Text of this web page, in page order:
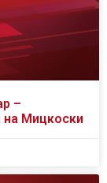
–
на Мицкоски